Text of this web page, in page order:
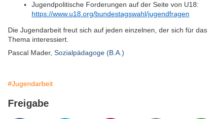
Jugendpolitische Forderungen auf der Seite von U18:
https://www.u18.org/bundestagswahl/jugendfragen
Die Jugendarbeit freut sich auf jeden einzelnen, der sich für das
Thema interessiert.
Pascal Mader, Sozialpädagoge (B.A.)
#Jugendarbeit
Freigabe